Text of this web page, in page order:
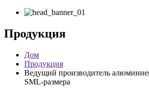
Продукция
Дом
Продукция
Ведущий производитель
SML-размера